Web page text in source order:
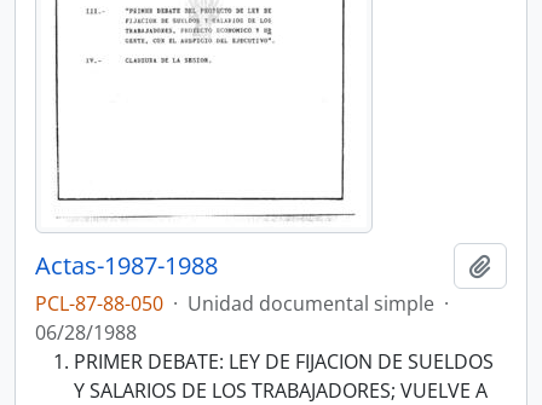
Actas-1987-1988
PCL-87-88-050 · Unidad documental simple ·
06/28/1988
PRIMER DEBATE: LEY DE FIJACION DE SUELDOS
Y SALARIOS DE LOS TRABAJADORES; VUELVE A